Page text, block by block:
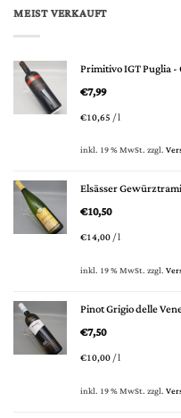
MEIST VERKAUFT
Primitivo IGT Puglia
€7,99
€10,65/l
inkl. 19 % MwSt.zzgl.
Elsässer
€10,50
€14,00/l
inkl. 19 % MwSt.zzgl.
Pinot Grigio delle
€7,50
€10,00/l
inkl. 19 % MwSt.zzgl.